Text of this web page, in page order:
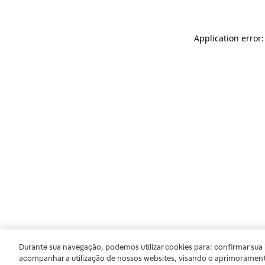
Application
Durante sua navegação, podemos utilizar cookies para: confirmar
acompanhar a utilização de nossos websites, visando o